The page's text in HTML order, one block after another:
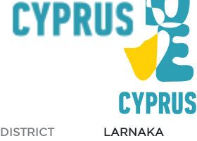
DISTRICT
LARNAKA